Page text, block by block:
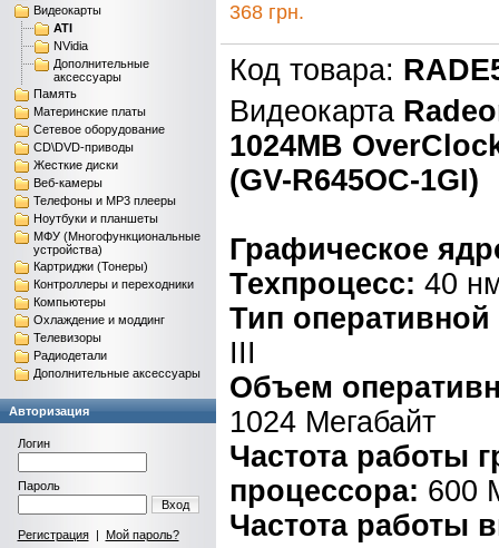
Видеокарты
ATI
NVidia
Дополнительные
аксессуары
Память
Материнские платы
Сетевое оборудование
CD\DVD-приводы
Жесткие диски
Веб-камеры
Телефоны и MP3 плееры
Ноутбуки и планшеты
МФУ (Многофункциональные
устройства)
Картриджи (Тонеры)
Контроллеры и переходники
Компьютеры
Охлаждение и моддинг
Телевизоры
Радиодетали
Дополнительные аксессуары
Авторизация
Логин
Пароль
Вход
Регистрация| Мой пароль?
368 грн.
Код товара:
Видеокарта
1024MB
(GV-R645OC-1GI)
Графическое
Техпроцесс: 40
Тип
III
Объем
1024 Мегабайт
Частота работы
процессора: 600
Частота работы